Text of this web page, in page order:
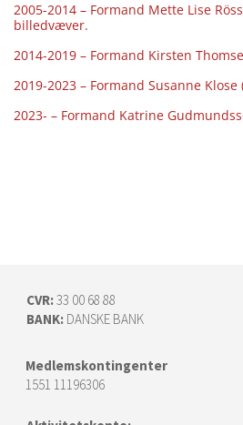
2005-2014 – Formand Mette Lise
billedvæver.
2014-2019 – Formand Kirsten
2019-2023 – Formand Susanne
2023- – Formand Katrine
CVR:33 00 68 88
BANK: DANSKE BANK
Medlemskontingenter
1551 11196306